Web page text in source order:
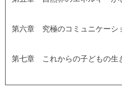
第六章 究極のコミュニケーシ
第七章 これからの子どもの生